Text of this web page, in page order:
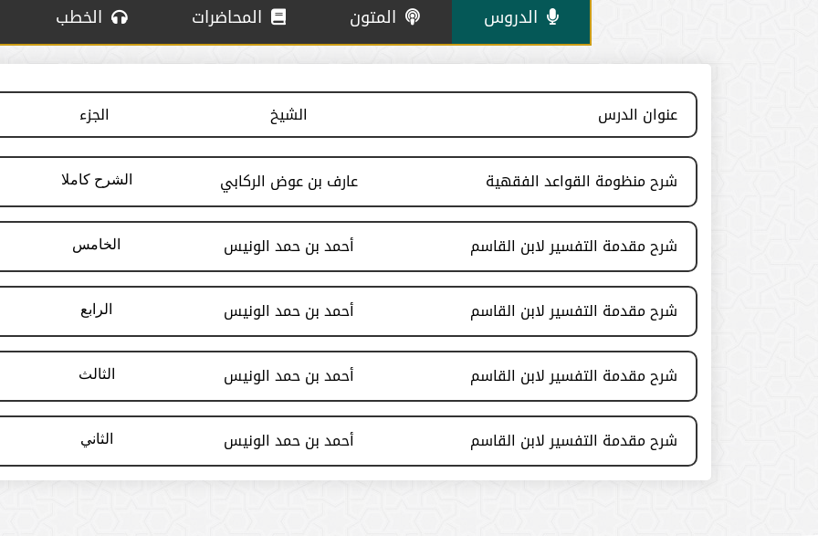
الدروس المتون المحاضرات الخطب
عنوان الدرس الشيخ الجزء
شرح منظومة القواعد الفقهية عارف بن عوض الركابي الشرح كاملا
شرح مقدمة التفسير لابن القاسم أحمد بن حمد الونيس الخامس
شرح مقدمة التفسير لابن القاسم أحمد بن حمد الونيس الرابع
شرح مقدمة التفسير لابن القاسم أحمد بن حمد الونيس الثالث
شرح مقدمة التفسير لابن القاسم أحمد بن حمد الونيس الثاني